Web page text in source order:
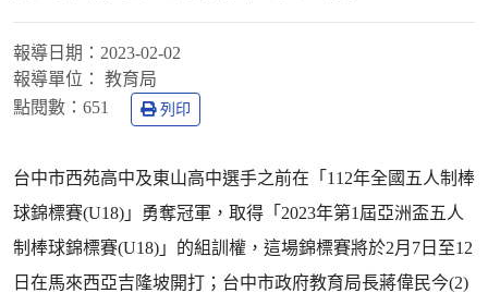
報導日期： 2023-02-02
報導單位：
教育局
點閱數： 651 列印
台中市西苑高中及東山高中選手之前在「112年全國五人制棒
球錦標賽(U18)」勇奪冠軍，取得「2023年第1屆亞洲盃五人
制棒球錦標賽(U18)」的組訓權，這場錦標賽將於2月7日至12
日在馬來西亞吉隆坡開打；台中市政府教育局長蔣偉民今(2)